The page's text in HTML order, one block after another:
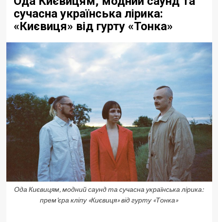
сучасна українська лірика:
«Києвиця» від гурту «Тонка»
Ода Києвицям, модний саунд та сучасна українська лірика:
прем'єра кліпу «Києвиця» від гурту «Тонка»